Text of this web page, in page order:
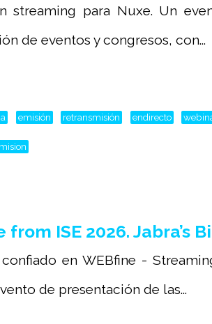
streaming para Nuxe. Un
de eventos y congresos, con...
emisión retransmisión endirecto
from ISE 2026.
en WEBfine -
de presentación de las...